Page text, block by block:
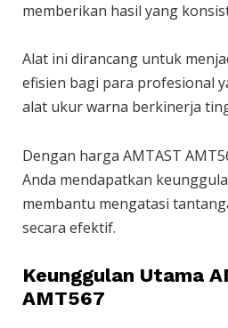
memberikan hasil yang
Alat ini dirancang untuk
efisien bagi para profesional
alat ukur warna berkinerja
Dengan harga AMTAST
Anda mendapatkan
membantu mengatasi
secara efektif.
Keunggulan Utama
AMT567